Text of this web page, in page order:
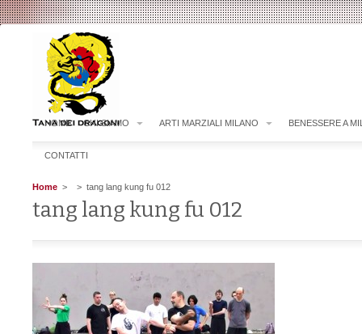
HOME CHI SIAMO ARTI MARZIALI MILANO BENESSERE A
CONTATTI
Home > > tang lang kung fu 012
tang lang kung fu 012